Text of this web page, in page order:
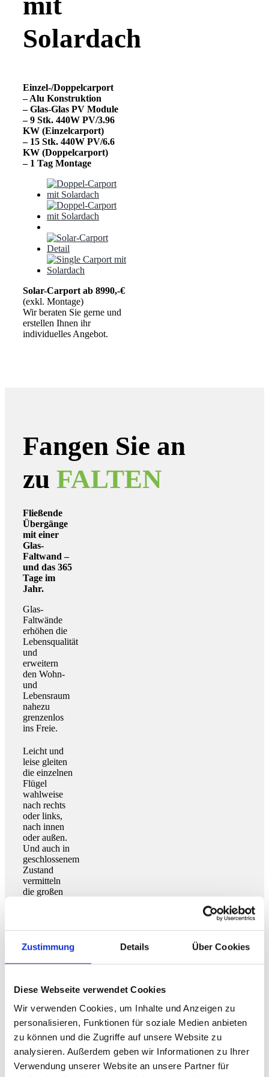
Zustimmung Details Über Cookies
Diese Webseite verwendet Cookies
Wir verwenden Cookies, um Inhalte und Anzeigen zu
personalisieren, Funktionen für soziale Medien anbieten
zu können und die Zugriffe auf unsere Website zu
analysieren. Außerdem geben wir Informationen zu Ihrer
Verwendung unserer Website an unsere Partner für
Solardach
Einzel-/Doppelcarport
– Alu Konstruktion
– Glas-Glas PV Module
– 9 Stk. 440W PV/3.96
KW (Einzelcarport)
– 15 Stk. 440W PV/6.6
KW (Doppelcarport)
– 1 Tag Montage
Solar-Carport ab 8990,-€
(exkl. Montage)
Wir beraten Sie gerne und
erstellen Ihnen ihr
individuelles Angebot.
Fangen Sie an
zu FALTEN
Fließende
Übergänge
mit einer
Glas-
Faltwand –
und das 365
Tage im
Jahr.
Glas-
Faltwände
erhöhen die
Lebensqualität
und
erweitern
den Wohn-
und
Lebensraum
nahezu
grenzenlos
ins Freie.
Leicht und
leise gleiten
die einzelnen
Flügel
wahlweise
nach rechts
oder links,
nach innen
oder außen.
Und auch in
geschlossenem
Zustand
vermitteln
die großen